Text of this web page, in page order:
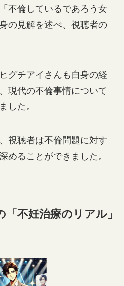
不倫しているであろう女
の見解を述べ、視聴者の
グチアイさんも自身の経
現代の不倫事情について
した。
視聴者は不倫問題に対す
めることができました。
「不妊治療のリアル」